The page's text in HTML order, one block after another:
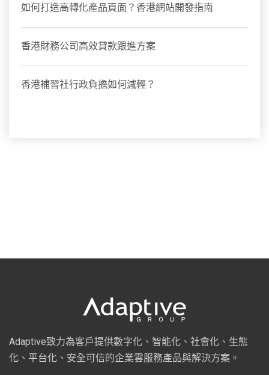
如何打造高轉化產品頁面？香港網站開發指南
香港財務公司高效貸款跟進方案
香港補習社行政負擔如何減輕？
Adaptive致力為客戶提供數字化、智能化、社會化、生態
化、平台化、安全可信的企業雲服務產品與解決方案。